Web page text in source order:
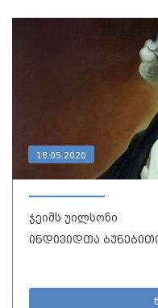
18.05.2020
ჯეიმს უილსონი
ინდივიდთა